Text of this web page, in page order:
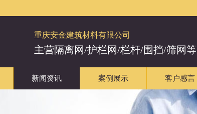
重庆安金建筑材料有限公司
主营隔离网/护栏网/栏杆/围挡/筛网等
新闻资讯 案例展示 客户感言